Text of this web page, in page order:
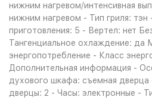
нижним нагревом/интенсивная
нижним нагревом - Тип гриля: тэн
приготовления: 5 - Вертел: нет
Тангенциальное охлаждение: да
энергопотребление - Класс
Дополнительная информация -
духового шкафа: съемная дверца
дверцы: 2 - Часы: электронные -